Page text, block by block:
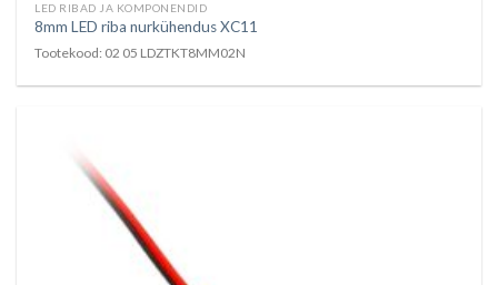
LED RIBAD JA KOMPONENDID
8mm LED riba nurkühendus XC11
Tootekood: 02 05 LDZTKT8MM02N